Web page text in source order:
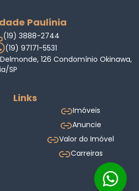
Paulínia
(19) 3888-2744
(19) 97171-5531
126 Condomínio Okinawa,
SP
Links
Imóveis
Anuncie
Valor do Imóvel
Carreiras